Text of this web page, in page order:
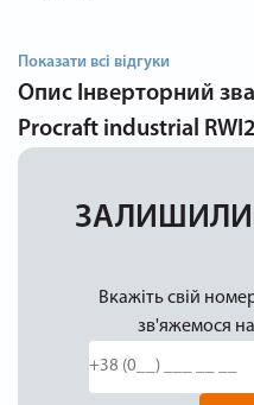
Показати всі відгуки
Опис Інверторний
Procraft industrial
Вкажіть свій
зв'яжемося